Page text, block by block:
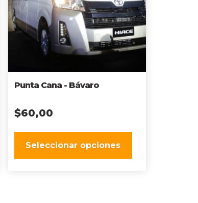
Punta Cana - Bávaro
$60,00
Seleccionar opciones